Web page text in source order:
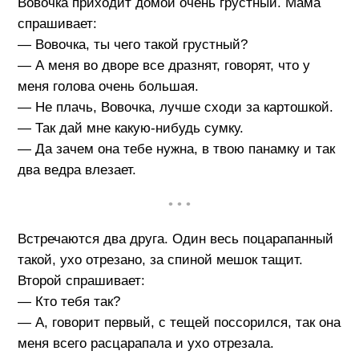
спрашивает:
— Вовочка, ты чего такой грустный?
— А меня во дворе все дразнят, говорят, что у
меня голова очень большая.
— Не плачь, Вовочка, лучше сходи за картошкой.
— Так дай мне какую-нибудь сумку.
— Да зачем она тебе нужна, в твою панамку и так
два ведра влезает.
• • •
Встречаются два друга. Один весь поцарапанный
такой, ухо отрезано, за спиной мешок тащит.
Второй спрашивает:
— Кто тебя так?
— А, говорит первый, с тещей поссорился, так она
меня всего расцарапала и ухо отрезала.